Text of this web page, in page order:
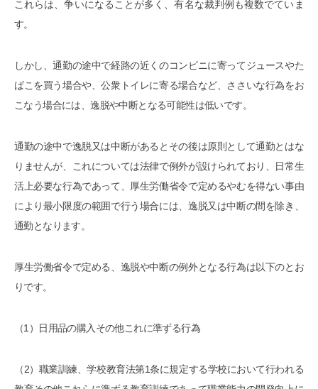
これらは、争いになることが多く、有名な裁判例も複数でていま
す。
しかし、通勤の途中で経路の近くのコンビニに寄ってジュースやた
ばこを買う場合や、公衆トイレに寄る場合など、ささいな行為をお
こなう場合には、逸脱や中断となる可能性は低いです。
通勤の途中で逸脱又は中断があるとその後は原則として通勤とはな
りませんが、これについては法律で例外が設けられており、日常生
活上必要な行為であって、厚生労働省令で定めるやむを得ない事由
により最小限度の範囲で行う場合には、逸脱又は中断の間を除き、
通勤となります。
厚生労働省令で定める、逸脱や中断の例外となる行為は以下のとお
りです。
（1）日用品の購入その他これに準ずる行為
（2）職業訓練、学校教育法第1条に規定する学校において行われる